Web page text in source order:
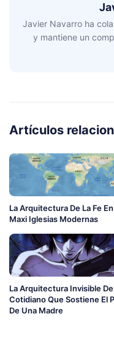
Javier Navarro ha
y mantiene un
Artículos
La Arquitectura De La Fe
Maxi Iglesias Modernas
La Arquitectura Invisible
Cotidiano Que Sostiene El
De Una Madre